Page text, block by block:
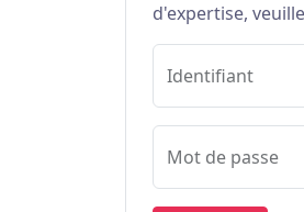
d'expertise,
Identifiant
Mot de passe